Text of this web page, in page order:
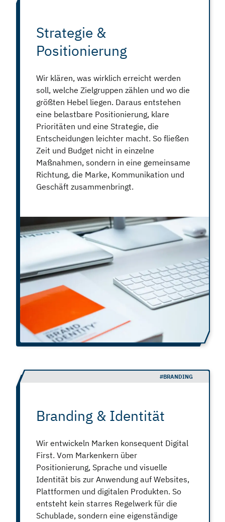
Strategie &
Positionierung
Wir klären, was wirklich erreicht werden
soll, welche Zielgruppen zählen und wo die
größten Hebel liegen. Daraus entstehen
eine belastbare Positionierung, klare
Prioritäten und eine Strategie, die
Entscheidungen leichter macht. So fließen
Zeit und Budget nicht in einzelne
Maßnahmen, sondern in eine gemeinsame
Richtung, die Marke, Kommunikation und
Geschäft zusammenbringt.
#BRANDING
Branding & Identität
Wir entwickeln Marken konsequent Digital
First. Vom Markenkern über
Positionierung, Sprache und visuelle
Identität bis zur Anwendung auf Websites,
Plattformen und digitalen Produkten. So
entsteht kein starres Regelwerk für die
Schublade, sondern eine eigenständige